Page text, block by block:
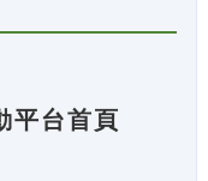
平台首頁